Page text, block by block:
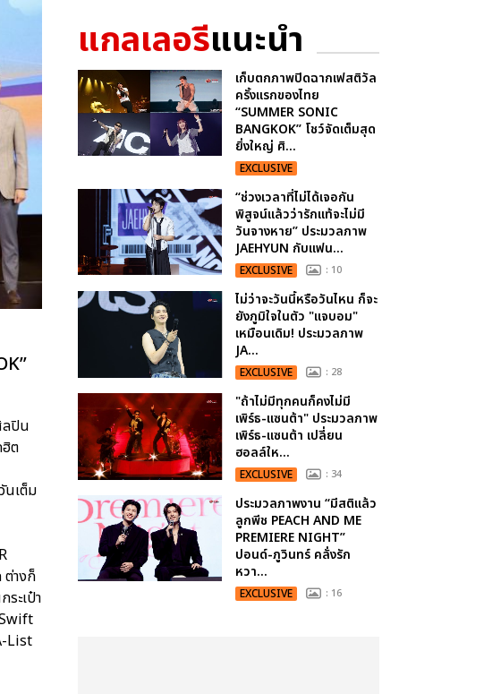
ลปิน
ต
นเต็ม
ต่างก็
ะเป๋า
List
แกลเลอรีแนะนำ
เก็บตกภาพปิดฉากเฟสติวัล
ครั้งแรกของไทย
“SUMMER SONIC
BANGKOK” โชว์จัดเต็มสุด
ยิ่งใหญ่ ศิ...
EXCLUSIVE
“ช่วงเวลาที่ไม่ได้เจอกัน
พิสูจน์แล้วว่ารักแท้จะไม่มี
วันจางหาย” ประมวลภาพ
JAEHYUN กับแฟน...
EXCLUSIVE : 10
ไม่ว่าจะวันนี้หรือวันไหน ก็จะ
ยังภูมิใจในตัว "แจบอม"
เหมือนเดิม! ประมวลภาพ
JA...
EXCLUSIVE : 28
"ถ้าไม่มีทุกคนก็คงไม่มี
เพิร์ธ-แซนต้า" ประมวลภาพ
เพิร์ธ-แซนต้า เปลี่ยน
ฮอลล์ให...
EXCLUSIVE : 34
ประมวลภาพงาน “มีสติแล้ว
ลูกพีช PEACH AND ME
PREMIERE NIGHT”
ปอนด์-ภูวินทร์ คลั่งรัก
หวา...
EXCLUSIVE : 16